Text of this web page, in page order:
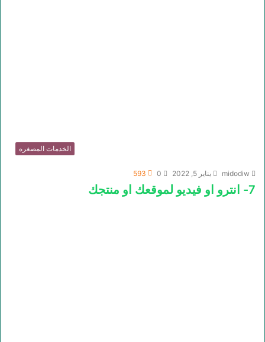
الخدمات المصغره
midodiw يناير 5, 2022 0
593
7- انترو او فيديو لموقعك او منتجك